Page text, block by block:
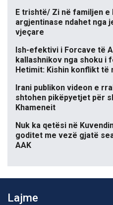
E trishtë/ Zi në familjen e
argjentinase ndahet nga
vjeçare
Ish-efektivi i Forcave të
kallashnikov nga shoku i
Hetimit: Kishin konflikt të
Irani publikon videon e
shtohen pikëpyetjet për
Khameneit
Nuk ka qetësi në
goditet me vezë gjatë
AAK
Lajme